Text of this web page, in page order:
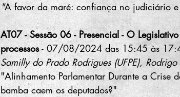
"A favor da maré: confiança no judiciário
AT07 - Sessão 06 - Presencial - O
processos - 07/08/2024 das 15:45 às
Samilly do Prado Rodrigues (UFPE),
"Alinhamento Parlamentar Durante a
bamba caem os deputados?"